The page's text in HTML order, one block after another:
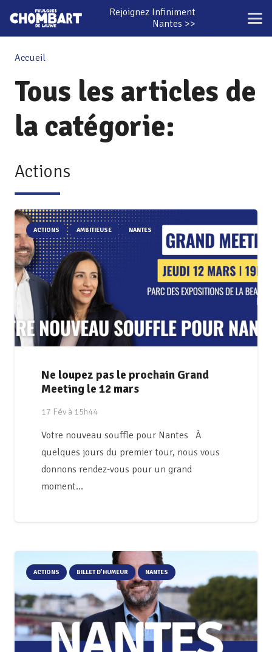
Rejoignez Infiniment
Nantes >>
Accueil
Tous les articles de
la catégorie:
Actions
ACTIONS AMBITIEUSE NANTES
Ne loupez pas le prochain Grand
Meeting le 12 mars
17 Fév à 15h44
Votre nouveau souffle pour Nantes À
quelques jours du premier tour, nous vous
donnons rendez-vous pour un grand
moment…
ACTIONS BILLET D’HUMEUR NANTES